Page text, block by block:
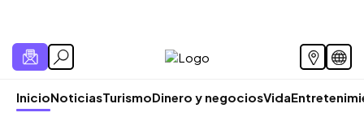
InicioNoticiasTurismoDinero y negociosVida